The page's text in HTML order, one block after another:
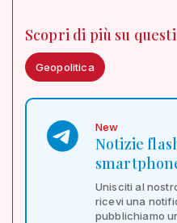
Scopri di più su
Geopolitica
New
Notizie
Unisciti al
ricevi una
pubblichiamo